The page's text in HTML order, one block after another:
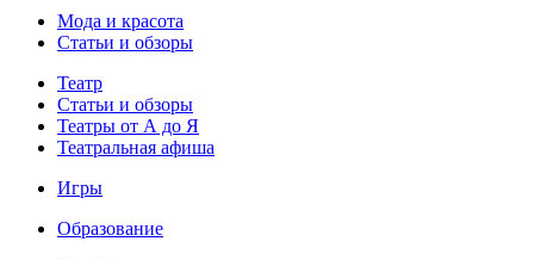
Мода и красота
Статьи и обзоры
Театр
Статьи и обзоры
Театры от А до Я
Театральная афиша
Игры
Образование